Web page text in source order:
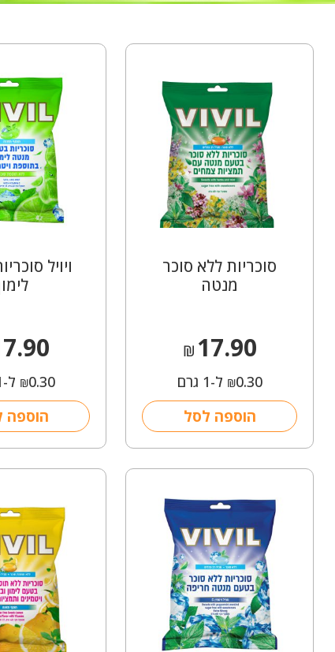
סוכריות ללא סוכר
מנטה
₪ 17.90
₪0.30 ל-1 גרם
הוספה לסל
ויויל
₪0.30 ל-1 גרם
הוספה